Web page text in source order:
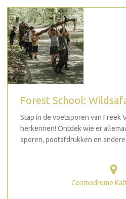
Forest School:
Stap in de voetsporen van Freek
herkennen! Ontdek wie er
sporen, pootafdrukken en
Cosmodrome